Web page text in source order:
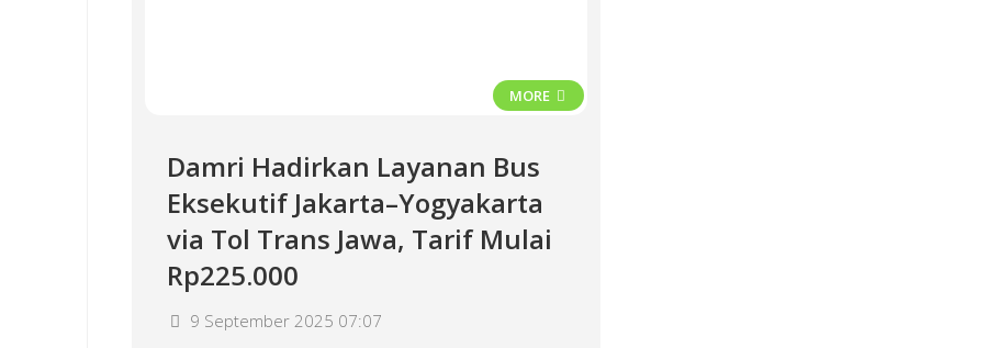
MORE
Damri Hadirkan Layanan Bus
Eksekutif Jakarta–Yogyakarta
via Tol Trans Jawa, Tarif Mulai
Rp225.000
9 September 2025 07:07